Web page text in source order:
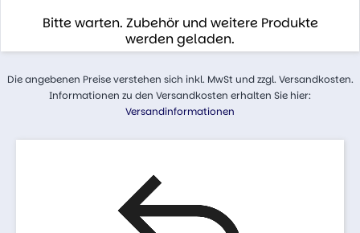
Bitte warten. Zubehör und weitere Produkte
werden geladen.
Die angebenen Preise verstehen sich inkl. MwSt und zzgl. Versandkosten.
Informationen zu den Versandkosten erhalten Sie hier:
Versandinformationen